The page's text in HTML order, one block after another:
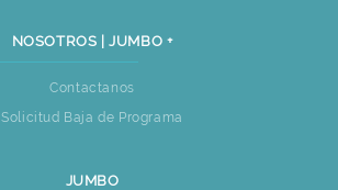
NOSOTROS | JUMBO +
Contactanos
Solicitud Baja de Programa
JUMBO